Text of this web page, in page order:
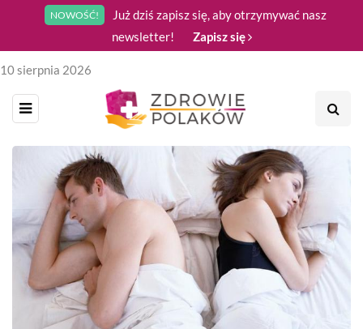
NOWOŚĆ!
Już dziś zapisz się, aby otrzymywać nasz
newsletter!
Zapisz się
10 sierpnia 2026